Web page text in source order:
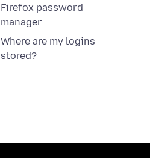
Firefox password
manager
Where are my logins
stored?